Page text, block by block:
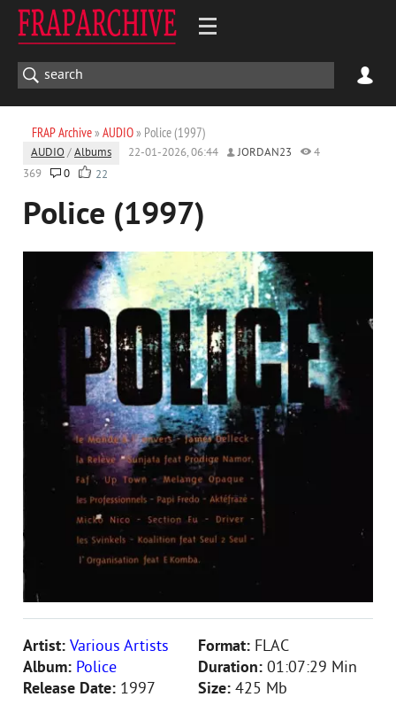
FRAP Archive» AUDIO» Police (1997)
AUDIO /Albums 22-01-2026, 06:44 JORDAN23
4
369
0 22
Police (1997)
Artist: Various Artists
Album: Police
Release Date: 1997
Format: FLAC
Duration: 01:07:29 Min
Size: 425 Mb